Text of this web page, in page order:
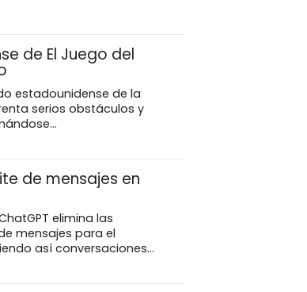
de El Juego del
estadounidense de la
serios obstáculos y
de mensajes en
elimina las
mensajes para el
así conversaciones...